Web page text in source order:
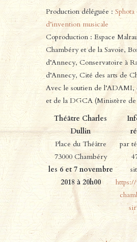
Production déléguée :
d’invention musicale
Coproduction : Espace
Chambéry et de la Savoie,
d’Annecy, Conservatoire à
d’Annecy, Cité des arts de
Avec le soutien de
et de la DGCA (Ministère de
Théâtre Charles
Dullin
Place du Théâtre
73000 Chambéry
les 6 et 7 novembre
2018 à 20h00
par